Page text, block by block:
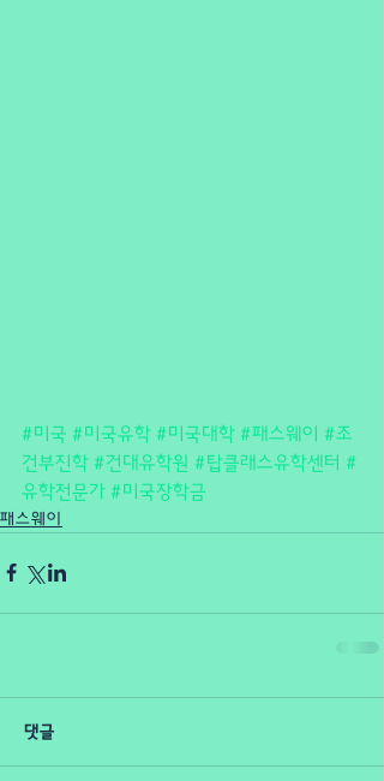
#미국 #미국유학 #미국대학 #패스웨이
#조
건부진학 #건대유학원 #탑클래스유학센터 #
유학전문가 #미국장학금
패스웨이
댓글